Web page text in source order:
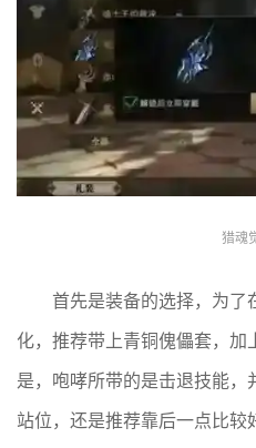
猎魂
首先是装备的选择，为了
化，推荐带上青铜傀儡套，
是，咆哮所带的是击退技能
站位，还是推荐靠后一点比